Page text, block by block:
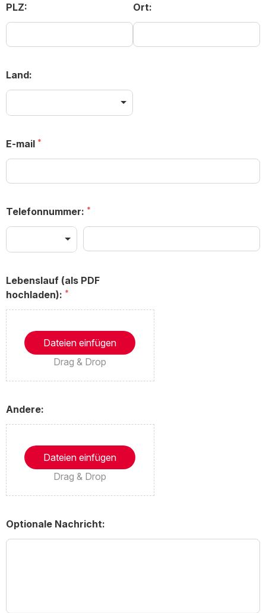
PLZ: Ort:
Land:
E-mail
Telefonnummer:
Lebenslauf (als PDF
hochladen):
Drag & Drop
Dateien einfügen
Andere:
Drag & Drop
Dateien einfügen
Optionale Nachricht: